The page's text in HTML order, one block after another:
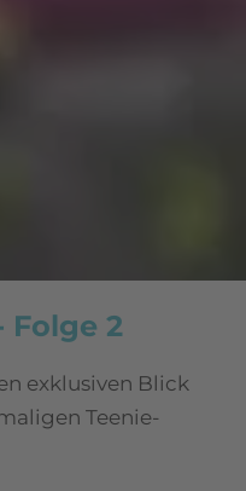
Folge 2
exklusiven Blick
Teenie-